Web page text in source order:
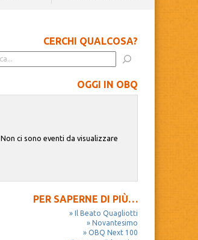
CERCHI QUALCOSA?
OGGI IN OBQ
Non ci sono eventi da visualizzare
PER SAPERNE DI PIÙ…
Il Beato Quagliotti
Novantesimo
OBQ Next 100